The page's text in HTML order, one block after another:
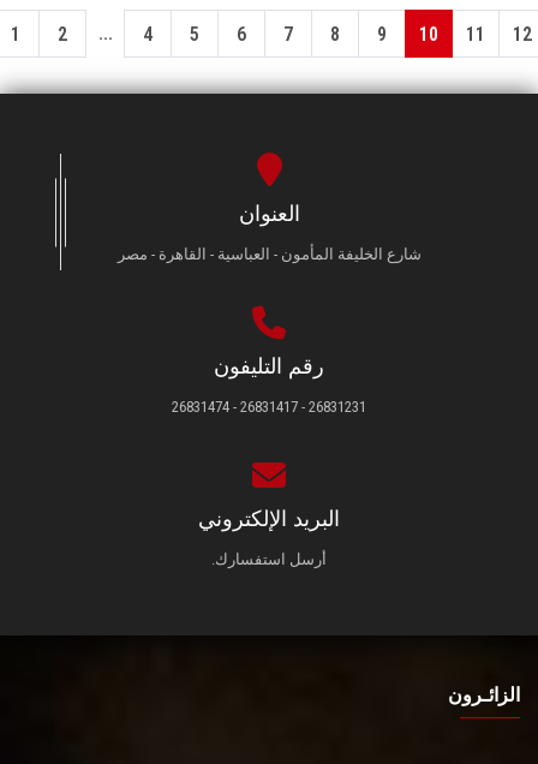
1 2 ... 4 5 6 7 8 9 10 11 12
العنوان
شارع الخليفة المأمون - العباسية - القاهرة - مصر
رقم التليفون
26831231 - 26831417 - 26831474
البريد الإلكتروني
أرسل استفسارك.
الزائـرون